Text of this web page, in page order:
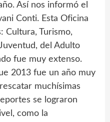
Así nos informó el
Conti. Esta Oficina
Cultura, Turismo,
del Adulto
fue muy extenso.
2013 fue un año muy
muchísimas
se lograron
como la